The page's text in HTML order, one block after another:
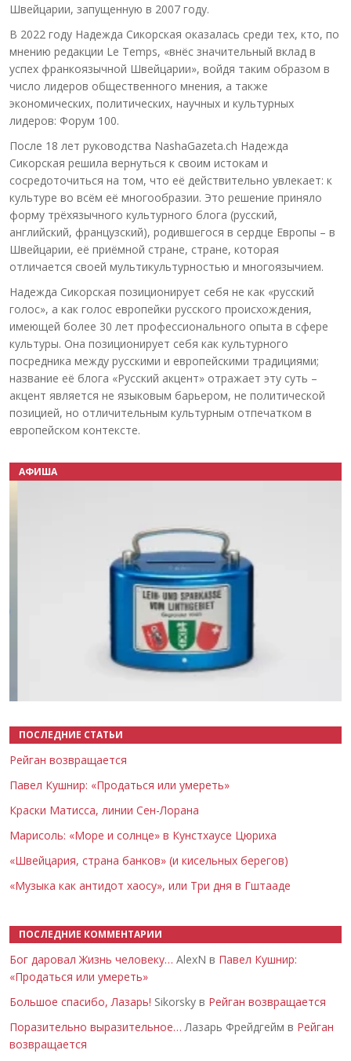
Швейцарии, запущенную в 2007 году.
В 2022 году Надежда Сикорская оказалась среди тех, кто, по
мнению редакции Le Temps, «внёс значительный вклад в
успех франкоязычной Швейцарии», войдя таким образом в
число лидеров общественного мнения, а также
экономических, политических, научных и культурных
лидеров: Форум 100.
После 18 лет руководства NashaGazeta.ch Надежда
Сикорская решила вернуться к своим истокам и
сосредоточиться на том, что её действительно увлекает: к
культуре во всём её многообразии. Это решение приняло
форму трёхязычного культурного блога (русский,
английский, французский), родившегося в сердце Европы – в
Швейцарии, её приёмной стране, стране, которая
отличается своей мультикультурностью и многоязычием.
Надежда Сикорская позиционирует себя не как «русский
голос», а как голос европейки русского происхождения,
имеющей более 30 лет профессионального опыта в сфере
культуры. Она позиционирует себя как культурного
посредника между русскими и европейскими традициями;
название её блога «Русский акцент» отражает эту суть –
акцент является не языковым барьером, не политической
позицией, но отличительным культурным отпечатком в
европейском контексте.
АФИША
ПОСЛЕДНИЕ СТАТЬИ
Рейган возвращается
Павел Кушнир: «Продаться или умереть»
Краски Матисса, линии Сен-Лорана
Марисоль: «Море и солнце» в Кунстхаусе Цюриха
«Швейцария, страна банков» (и кисельных берегов)
«Музыка как антидот хаосу», или Три дня в Гштааде
ПОСЛЕДНИЕ КОММЕНТАРИИ
Бог даровал Жизнь человеку… AlexN в Павел Кушнир:
«Продаться или умереть»
Большое спасибо, Лазарь! Sikorsky в Рейган возвращается
Поразительно выразительное… Лазарь Фрейдгейм в Рейган
возвращается